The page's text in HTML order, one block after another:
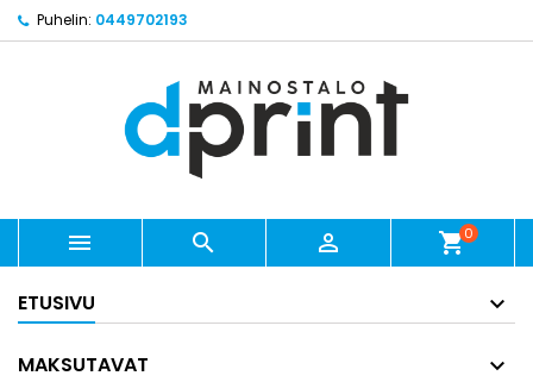
Puhelin: 0449702193
   shopping_cart0
ETUSIVU
MAKSUTAVAT